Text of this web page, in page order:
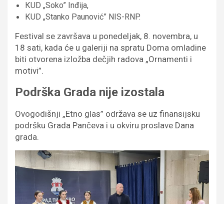
КUD „Soko” Inđija,
КUD „Stanko Paunović” NIS-RNP.
Festival se završava u ponedeljak, 8. novembra, u
18 sati, kada će u galeriji na spratu Doma omladine
biti otvorena izložba dečjih radova „Ornamenti i
motivi”.
Podrška Grada nije izostala
Ovogodišnji „Etno glas” održava se uz finansijsku
podršku Grada Pančeva i u okviru proslave Dana
grada.